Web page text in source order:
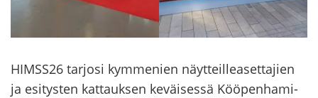
HIMSS26 tar­jo­si kym­me­nien näyt­teil­lea­set­ta­jien
ja esi­tys­ten kat­tauk­sen ke­väi­ses­sä Köö­pen­ha­mi­